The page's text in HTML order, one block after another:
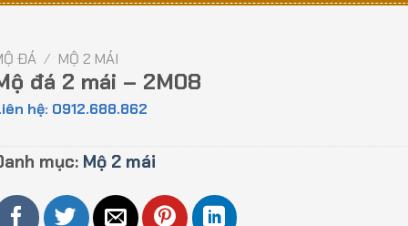
ĐÁ / MỘ 2 MÁI
đá 2 mái – 2M08
hệ: 0912.688.862
mục: Mộ 2 mái